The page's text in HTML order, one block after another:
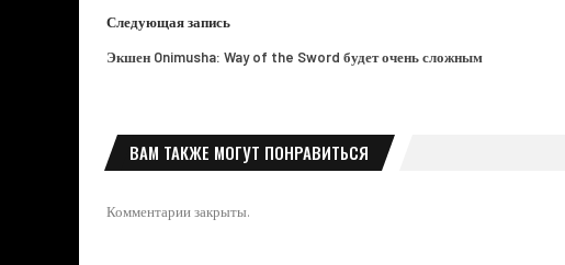
Следующая запись
Экшен Onimusha: Way of the Sword будет очень сложным
ВАМ ТАКЖЕ МОГУТ ПОНРАВИТЬСЯ
Комментарии закрыты.